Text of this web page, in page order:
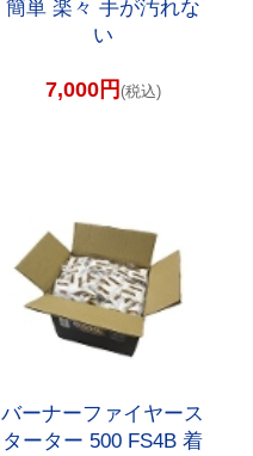
簡単 楽々 手が汚れな
い
7,000円 (税込)
バーナーファイヤース
ターター 500 FS4B 着